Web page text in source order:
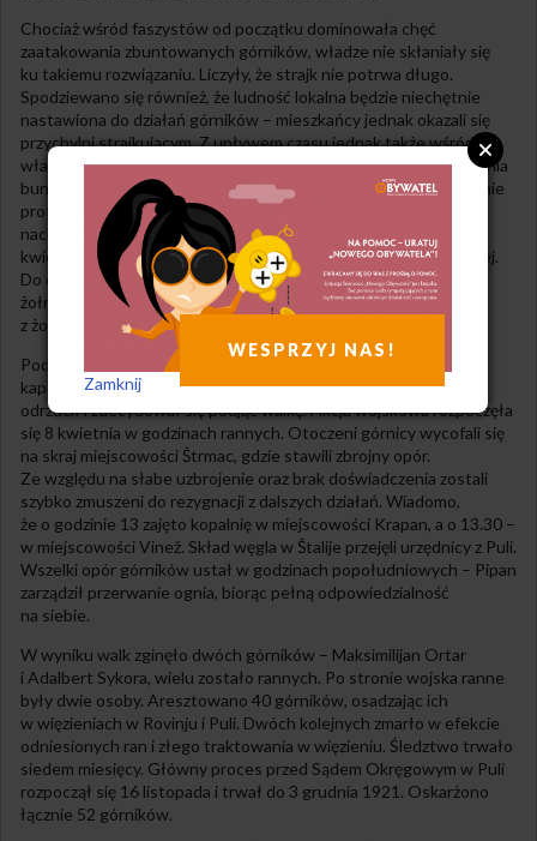
Chociaż wśród faszystów od początku dominowała chęć
zaatakowania zbuntowanych górników, władze nie skłaniały się
ku takiemu rozwiązaniu. Liczyły, że strajk nie potrwa długo.
Spodziewano się również, że ludność lokalna będzie niechętnie
nastawiona do działań górników – mieszkańcy jednak okazali się
przychylni strajkującym. Z upływem czasu jednak także wśród
władz umacniało się przekonanie o potrzebie siłowego stłumienia
buntu. Podejmowano szereg działań mających na celu przerwanie
protestu: negocjacje, próby przekupstwa czy różnego rodzaju
naciski. Nie osiągnąwszy jednak spodziewanego rezultatu, 7
kwietnia władze wydały rozkaz siłowego zajęcia Ziemi Labińskiej.
Do działań zaangażowano około 1000 dobrze uzbrojonych
żołnierzy – do portu w Štalije wpłynęły dwa okręty wojenne
z żołnierzami.
Podczas rozmów z Pipanem władze zaproponowały górnikom
kapitulację, którą przywódca związkowy w imieniu górników
odrzucił i zdecydował się podjąć walkę. Akcja wojskowa rozpoczęła
się 8 kwietnia w godzinach rannych. Otoczeni górnicy wycofali się
na skraj miejscowości Štrmac, gdzie stawili zbrojny opór.
Ze względu na słabe uzbrojenie oraz brak doświadczenia zostali
szybko zmuszeni do rezygnacji z dalszych działań. Wiadomo,
że o godzinie 13 zajęto kopalnię w miejscowości Krapan, a o 13.30 –
w miejscowości Vinež. Skład węgla w Štalije przejęli urzędnicy z Puli.
Wszelki opór górników ustał w godzinach popołudniowych – Pipan
zarządził przerwanie ognia, biorąc pełną odpowiedzialność
na siebie.
W wyniku walk zginęło dwóch górników – Maksimilijan Ortar
i Adalbert Sykora, wielu zostało rannych. Po stronie wojska ranne
były dwie osoby. Aresztowano 40 górników, osadzając ich
w więzieniach w Rovinju i Puli. Dwóch kolejnych zmarło w efekcie
odniesionych ran i złego traktowania w więzieniu. Śledztwo trwało
siedem miesięcy. Główny proces przed Sądem Okręgowym w Puli
rozpoczął się 16 listopada i trwał do 3 grudnia 1921. Oskarżono
łącznie 52 górników.
WESPRZYJ NAS!
Zamknij